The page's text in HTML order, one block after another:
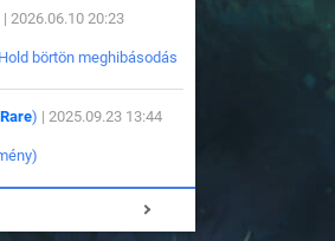
| 2026.06.10 20:23
börtön meghibásodás
Rare) | 2025.09.23 13:44